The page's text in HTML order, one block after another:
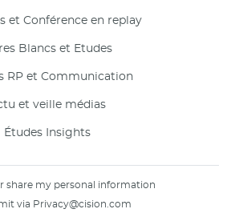
et Conférence en replay
Blancs et Etudes
RP et Communication
et veille médias
Études Insights
share my personal information
via Privacy@cision.com